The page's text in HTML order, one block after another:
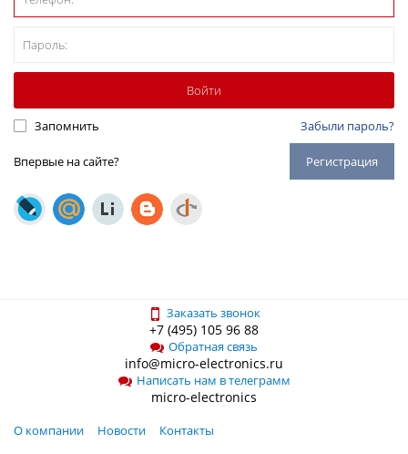
Запомнить Забыли пароль?
Впервые на сайте? Регистрация
Заказать звонок
+7 (495) 105 96 88
Обратная связь
info@micro-electronics.ru
Написать нам в телеграмм
micro-electronics
О компании Новости Контакты